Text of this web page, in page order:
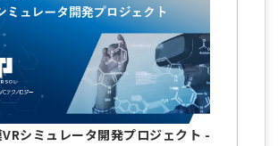
シミュレータ開発プロジェクト -